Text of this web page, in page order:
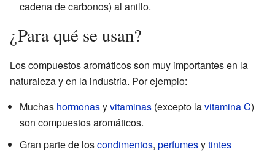
cadena de carbonos) al anillo.
¿Para qué se usan?
Los compuestos aromáticos son muy importantes en la
naturaleza y en la industria. Por ejemplo:
Muchas hormonasyvitaminas (excepto lavitamina C)
son compuestos aromáticos.
Gran parte de loscondimentos, perfumesytintes